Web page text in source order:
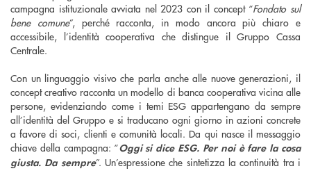
campagna istituzionale avviata nel 2023 con il concept “Fondato sul
bene comune”, perché racconta, in modo ancora più chiaro e
accessibile, l’identità cooperativa che distingue il Gruppo Cassa
Centrale.
Con un linguaggio visivo che parla anche alle nuove generazioni, il
concept creativo racconta un modello di banca cooperativa vicina alle
persone, evidenziando come i temi ESG appartengano da sempre
all’identità del Gruppo e si traducano ogni giorno in azioni concrete
a favore di soci, clienti e comunità locali. Da qui nasce il messaggio
chiave della campagna: “Oggi si dice ESG. Per noi è fare la cosa
giusta. Da sempre”. Un’espressione che sintetizza la continuità tra i